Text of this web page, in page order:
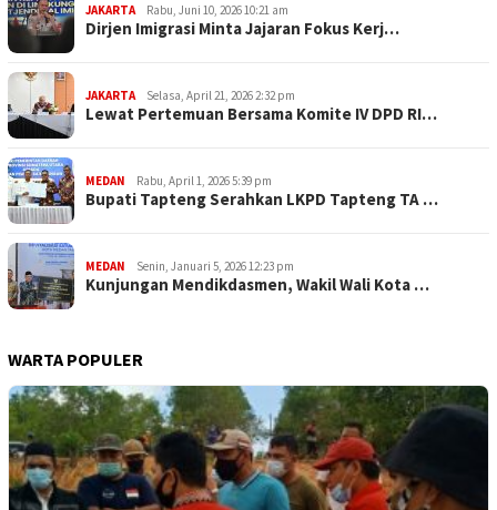
JAKARTA Rabu, Juni 10, 2026 10:21 am
Dirjen Imigrasi Minta Jajaran Fokus Kerj…
JAKARTA Selasa, April 21, 2026 2:32 pm
Lewat Pertemuan Bersama Komite IV DPD RI…
MEDAN Rabu, April 1, 2026 5:39 pm
Bupati Tapteng Serahkan LKPD Tapteng TA …
MEDAN Senin, Januari 5, 2026 12:23 pm
Kunjungan Mendikdasmen, Wakil Wali Kota …
WARTA POPULER